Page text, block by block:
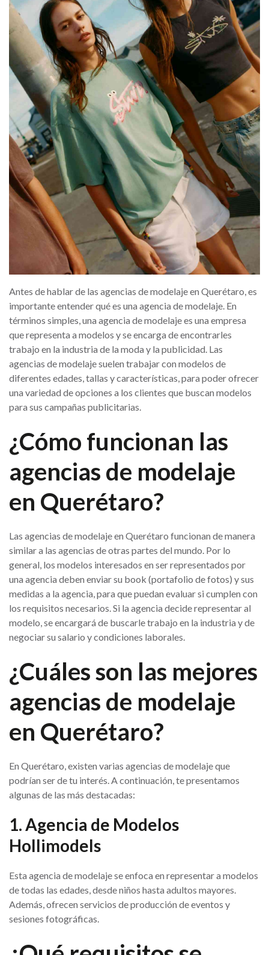
Antes de hablar de las agencias de modelaje en Querétaro, es
importante entender qué es una agencia de modelaje. En
términos simples, una agencia de modelaje es una empresa
que representa a modelos y se encarga de encontrarles
trabajo en la industria de la moda y la publicidad. Las
agencias de modelaje suelen trabajar con modelos de
diferentes edades, tallas y características, para poder ofrecer
una variedad de opciones a los clientes que buscan modelos
para sus campañas publicitarias.
¿Cómo funcionan las
agencias de modelaje
en Querétaro?
Las agencias de modelaje en Querétaro funcionan de manera
similar a las agencias de otras partes del mundo. Por lo
general, los modelos interesados en ser representados por
una agencia deben enviar su book (portafolio de fotos) y sus
medidas a la agencia, para que puedan evaluar si cumplen con
los requisitos necesarios. Si la agencia decide representar al
modelo, se encargará de buscarle trabajo en la industria y de
negociar su salario y condiciones laborales.
¿Cuáles son las mejores
agencias de modelaje
en Querétaro?
En Querétaro, existen varias agencias de modelaje que
podrían ser de tu interés. A continuación, te presentamos
algunas de las más destacadas:
1. Agencia de Modelos
Hollimodels
Esta agencia de modelaje se enfoca en representar a modelos
de todas las edades, desde niños hasta adultos mayores.
Además, ofrecen servicios de producción de eventos y
sesiones fotográficas.